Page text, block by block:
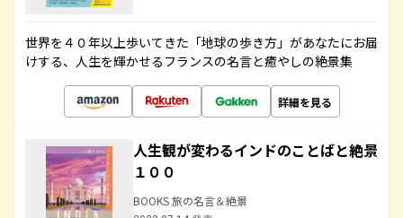
世界を４０年以上歩いてきた「地球の歩き方」があなたにお届
けする、人生を輝かせるフランスの名言と癒やしの絶景集
詳細を見る
人生観が変わるインドのことばと絶景
１００
BOOKS 旅の名言＆絶景